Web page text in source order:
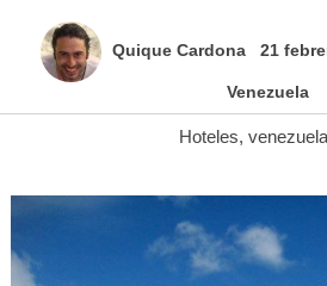
Quique Cardona 21
Venezuela
Hoteles,